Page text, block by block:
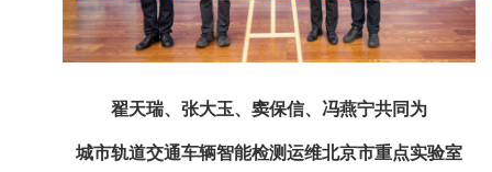
翟天瑞、张大玉、窦保信、冯燕宁共同为
城市轨道交通车辆智能检测运维北京市重点实验室